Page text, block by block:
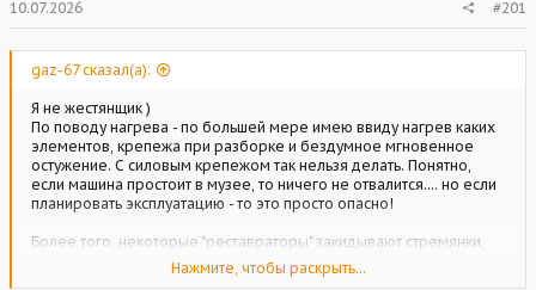
10.07.2026 #201
gaz-67 сказал(а):
Я не жестянщик )
По поводу нагрева - по большей мере имею ввиду нагрев каких
элементов, крепежа при разборке и бездумное мгновенное
остужение. С силовым крепежом так нельзя делать. Понятно,
если машина простоит в музее, то ничего не отвалится.... но если
планировать эксплуатацию - то это просто опасно!
Более того, некоторые "реставраторы" закидывают стремянки,
силовой крепеж в цинк - все красиво, всем все нравится.... но
этого тож делать нельзя! Физику процесса не могу объяснить, но
Нажмите, чтобы раскрыть...